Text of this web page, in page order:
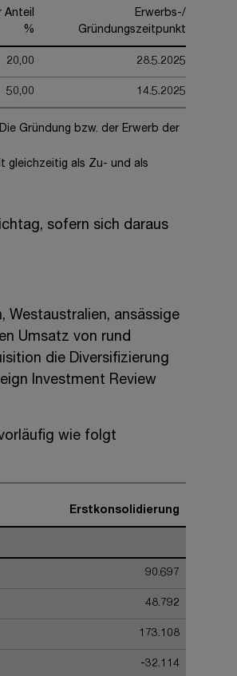
Anteil
%
Erwerbs-/
Gründungszeitpunkt
20,00 28.5.2025
50,00 14.5.2025
Gründung bzw. der Erwerb der
gleichzeitig als Zu- und als
sofern sich daraus
Westaustralien, ansässige
Umsatz von rund
die Diversifizierung
Investment Review
wie folgt
Erstkonsolidierung
90.697
48.792
173.108
-32.114